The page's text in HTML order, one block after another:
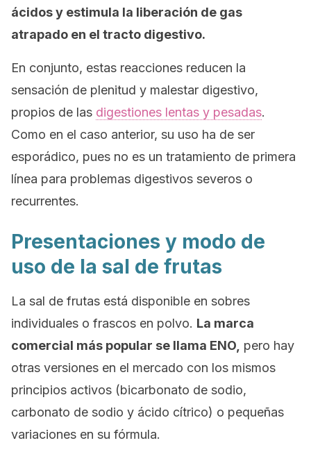
ácidos y estimula la liberación de gas
atrapado en el tracto digestivo.
En conjunto, estas reacciones reducen la
sensación de plenitud y malestar digestivo,
propios de las digestiones lentas y pesadas.
Como en el caso anterior, su uso ha de ser
esporádico, pues no es un tratamiento de primera
línea para problemas digestivos severos o
recurrentes.
Presentaciones y modo de
uso de la sal de frutas
La sal de frutas está disponible en sobres
individuales o frascos en polvo. La marca
comercial más popular se llama ENO, pero hay
otras versiones en el mercado con los mismos
principios activos (bicarbonato de sodio,
carbonato de sodio y ácido cítrico) o pequeñas
variaciones en su fórmula.